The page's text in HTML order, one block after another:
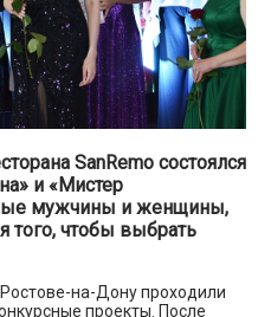
SanRemo состоялся
и «Мистер
мужчины и женщины,
того, чтобы выбрать
на-Дону проходили
проекты. После